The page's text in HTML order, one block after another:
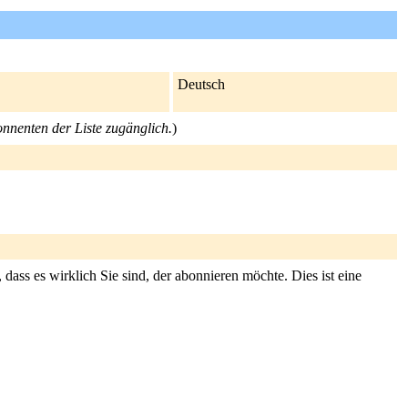
Deutsch
der Liste zugänglich.)
es wirklich Sie sind, der abonnieren möchte. Dies ist eine